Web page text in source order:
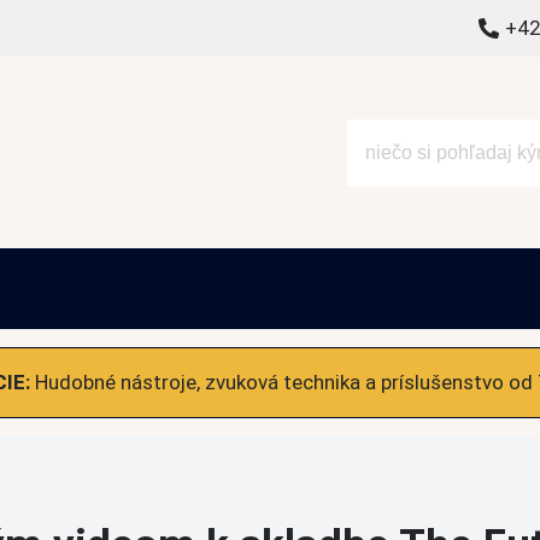
Hudobné nástroje, zvuková technika a príslušenstvo od